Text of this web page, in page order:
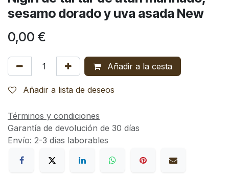
sesamo dorado y uva asada New
0,00 €
Añadir a la cesta
Añadir a lista de deseos
Términos y condiciones
Garantía de devolución de 30 días
Envío: 2-3 días laborables